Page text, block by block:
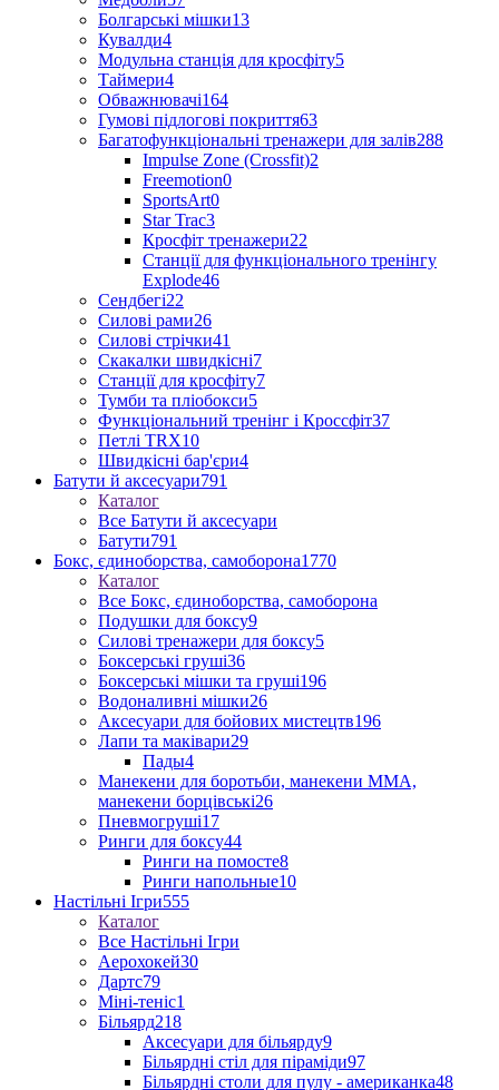
Болгарські мішки13
Кувалди4
Модульна станція для кросфіту5
Таймери4
Обважнювачі164
Гумові підлогові покриття63
Багатофункціональні тренажери для залів288
Impulse Zone (Crossfit)2
Freemotion0
SportsArt0
Star Trac3
Кросфіт тренажери22
Станції для функціонального тренінгу
Explode46
Сендбегі22
Силові рами26
Силові стрічки41
Скакалки швидкісні7
Станції для кросфіту7
Тумби та пліобокси5
Функціональний тренінг і Кроссфіт37
Петлі TRX10
Швидкісні бар'єри4
Батути й аксесуари791
Каталог
Все Батути й аксесуари
Батути791
Бокс, єдиноборства, самоборона1770
Каталог
Все Бокс, єдиноборства, самоборона
Подушки для боксу9
Силові тренажери для боксу5
Боксерські груші36
Боксерські мішки та груші196
Водоналивні мішки26
Аксесуари для бойових мистецтв196
Лапи та маківари29
Пады4
Манекени для боротьби, манекени ММА,
манекени борцівські26
Пневмогруші17
Ринги для боксу44
Ринги на помосте8
Ринги напольные10
Настільні Ігри555
Каталог
Все Настільні Ігри
Аерохокей30
Дартс79
Міні-теніс1
Більярд218
Аксесуари для більярду9
Більярдні стіл для піраміди97
Більярдні столи для пулу - американка48